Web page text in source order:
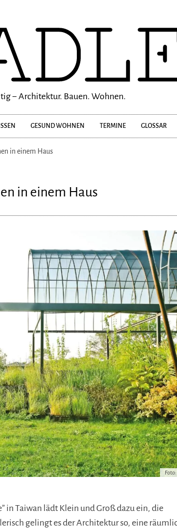
− Architektur. Bauen. Wohnen.
GESUND WOHNEN TERMINE GLOSSAR
in einem Haus
in einem Haus
in Taiwan lädt Klein und Groß dazu ein, die
gelingt es der Architektur so, eine